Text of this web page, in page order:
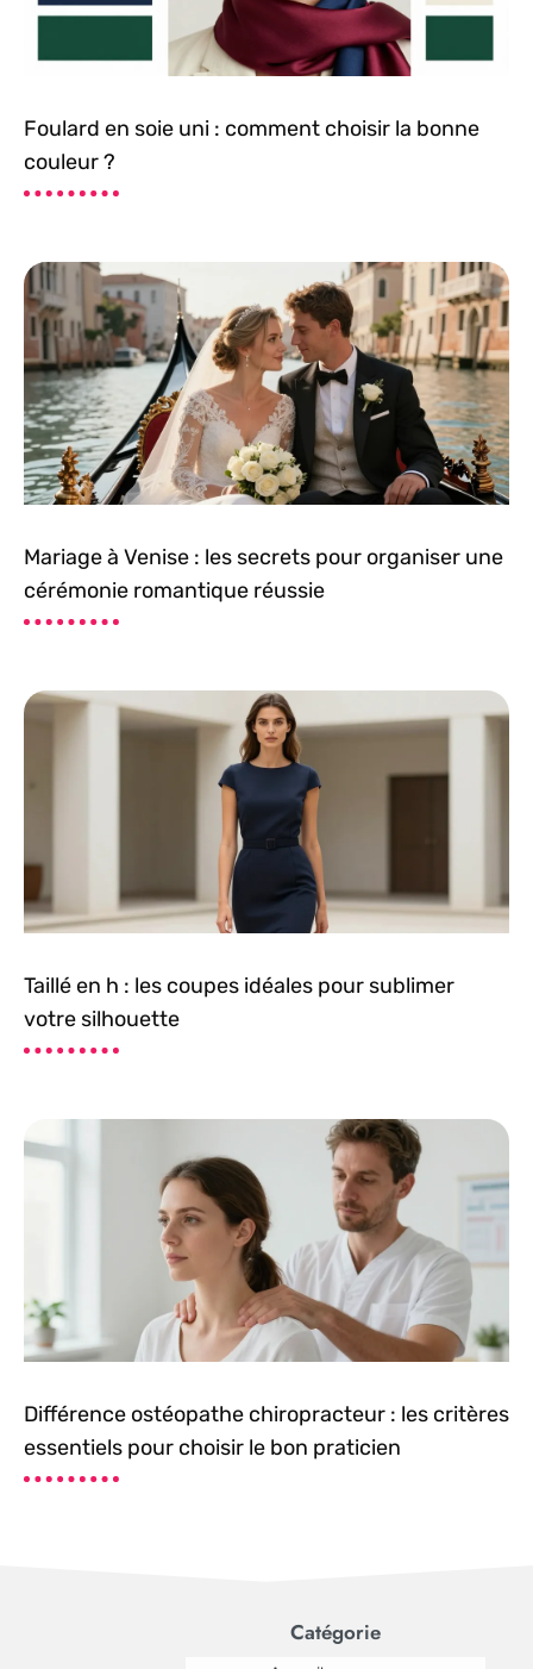
Foulard en soie uni : comment choisir la bonne
couleur ?
Mariage à Venise : les secrets pour organiser une
cérémonie romantique réussie
Taillé en h : les coupes idéales pour sublimer
votre silhouette
Différence ostéopathe chiropracteur : les critères
essentiels pour choisir le bon praticien
Catégorie